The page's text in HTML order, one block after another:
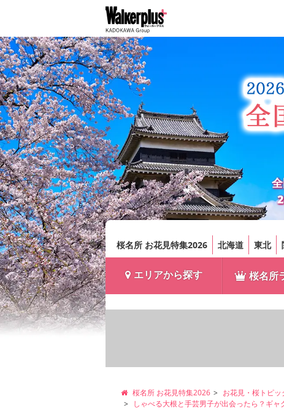
桜名所 お花見特集2026 北海道 東北
エリアから探す 桜名所
桜名所 お花見特集2026
お花見・桜トピッ
しゃべる大根と手芸男子が出会ったら？ギ